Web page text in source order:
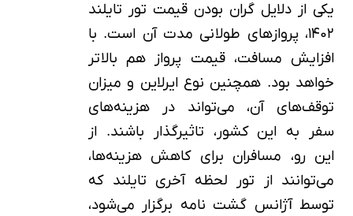
یکی از دلایل گران بودن قیمت تور تایلند
۱۴۰۲، پروازهای طولانی مدت آن است. با
افزایش مسافت، قیمت پرواز هم بالاتر
خواهد بود. همچنین نوع ایرلاین و میزان
توقف‌های آن، می‌تواند در هزینه‌های
سفر به این کشور، تاثیرگذار باشند. از
این رو، مسافران برای کاهش هزینه‌ها،
می‌توانند از تور لحظه آخری تایلند که
توسط آژانس گشت نامه برگزار می‌شود،